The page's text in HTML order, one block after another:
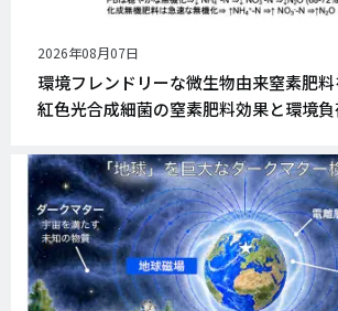
公
開
日
2026年08月07日
環境フレンドリーな微生物由来窒素肥
紅色光合成細菌の窒素肥料効果と環境